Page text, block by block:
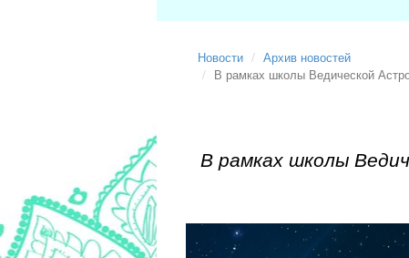
Новости
Архив новостей
В рамках школы Ведической
В рамках школы